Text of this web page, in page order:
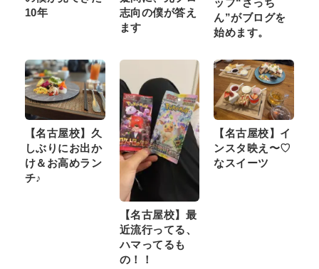
10年
志向の僕が答え
ます
ッフ“さっち
ん”がブログを
始めます。
【名古屋校】久
しぶりにお出か
け＆お高めラン
チ♪
【名古屋校】最
近流行ってる、
ハマってるも
の！！
【名古屋校】イ
ンスタ映え〜♡
なスイーツ